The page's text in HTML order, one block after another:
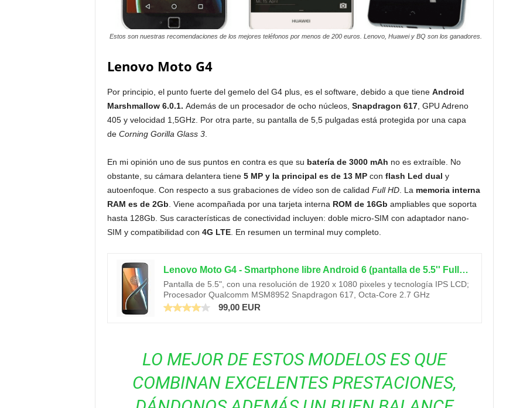
Estos son nuestras recomendaciones de los mejores teléfonos por menos de 200 euros. Lenovo, Huawei y BQ son los ganadores.
Lenovo Moto G4
Por principio, el punto fuerte del gemelo del G4 plus, es el software, debido a que tiene Android
Marshmallow 6.0.1. Además de un procesador de ocho núcleos, Snapdragon 617, GPU Adreno
405 y velocidad 1,5GHz. Por otra parte, su pantalla de 5,5 pulgadas está protegida por una capa
deCorning Gorilla Glass 3.
En mi opinión uno de sus puntos en contra es que su batería de 3000 mAh no es extraíble. No
obstante, su cámara delantera tiene 5 MP y la principal es de 13 MPcon flash Led dual y
autoenfoque. Con respecto a sus grabaciones de vídeo son de calidad Full HD. La memoria interna
RAM es de 2Gb. Viene acompañada por una tarjeta interna ROM de 16Gb ampliables que soporta
hasta 128Gb. Sus características de conectividad incluyen: doble micro-SIM con adaptador nano-
SIM y compatibilidad con 4G LTE. En resumen un terminal muy completo.
Lenovo Moto G4 - Smartphone libre Android 6 (pantalla de 5.5'' Full HD, 4G, cámara de 13 MP, 2 GB de RAM, 16 GB, Qualcomm Snapdragon 1.5 GHz), color negro
Pantalla de 5.5", con una resolución de 1920 x 1080 pixeles y tecnología IPS LCD;
Procesador Qualcomm MSM8952 Snapdragon 617, Octa-Core 2.7 GHz
99,00 EUR
LO MEJOR DE ESTOS MODELOS ES QUE
COMBINAN EXCELENTES PRESTACIONES,